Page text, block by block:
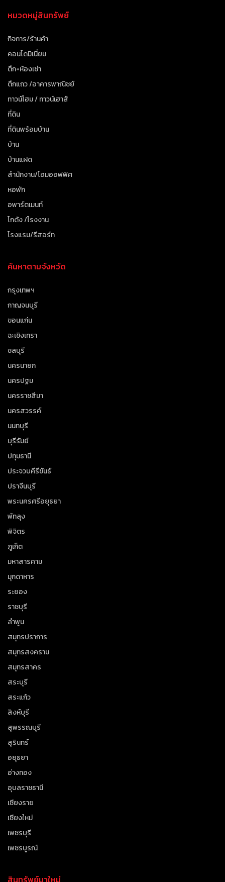
หมวดหมู่สินทรัพย์
กิจการ/ร้านค้า
คอนโดมิเนี่ยม
ตึก+ห้องเช่า
ตึกแถว /อาคารพาณิชย์
ทาวน์โฮม / ทาวน์เฮาส์
ที่ดิน
ที่ดินพร้อมบ้าน
บ้าน
บ้านแฝด
สำนักงาน/โฮมออฟฟิศ
หอพัก
อพาร์ตเมนท์
โกดัง /โรงงาน
โรงแรม/รีสอร์ท
ค้นหาตามจังหวัด
กรุงเทพฯ
กาญจนบุรี
ขอนแก่น
ฉะเชิงเทรา
ชลบุรี
นครนายก
นครปฐม
นครราชสีมา
นครสวรรค์
นนทบุรี
บุรีรัมย์
ปทุมธานี
ประจวบคีรีขันธ์
ปราจีนบุรี
พระนครศรีอยุธยา
พัทลุง
พิจิตร
ภูเก็ต
มหาสารคาม
มุกดาหาร
ระยอง
ราชบุรี
ลำพูน
สมุทรปราการ
สมุทรสงคราม
สมุทรสาคร
สระบุรี
สระแก้ว
สิงห์บุรี
สุพรรณบุรี
สุรินทร์
อยุธยา
อ่างทอง
อุบลราชธานี
เชียงราย
เชียงใหม่
เพชรบุรี
เพชรบูรณ์